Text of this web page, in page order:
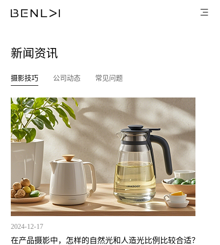
新闻资讯
摄影技巧 公司动态 常见问题
2024-12-17
在产品摄影中，怎样的自然光和人造光比例比较合适？